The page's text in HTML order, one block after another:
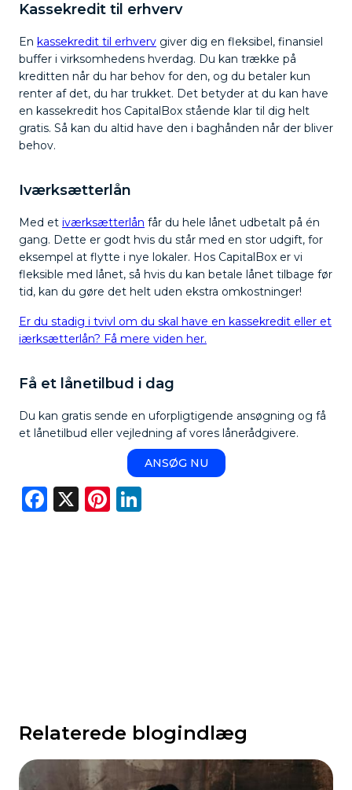
Kassekredit til erhverv
En kassekredit til erhverv giver dig en fleksibel, finansiel
buffer i virksomhedens hverdag. Du kan trække på
kreditten når du har behov for den, og du betaler kun
renter af det, du har trukket. Det betyder at du kan have
en kassekredit hos CapitalBox stående klar til dig helt
gratis. Så kan du altid have den i baghånden når der bliver
behov.
Iværksætterlån
Med et iværksætterlån får du hele lånet udbetalt på én
gang. Dette er godt hvis du står med en stor udgift, for
eksempel at flytte i nye lokaler. Hos CapitalBox er vi
fleksible med lånet, så hvis du kan betale lånet tilbage før
tid, kan du gøre det helt uden ekstra omkostninger!
Er du stadig i tvivl om du skal have en kassekredit eller et
iærksætterlån? Få mere viden her.
Få et lånetilbud i dag
Du kan gratis sende en uforpligtigende ansøgning og få
et lånetilbud eller vejledning af vores lånerådgivere.
ANSØG NU
Facebook
X Pinterest
Relaterede blogindlæg